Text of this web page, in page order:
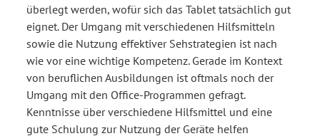
überlegt werden, wofür sich das Tablet tatsächlich gut
eignet. Der Umgang mit verschiedenen Hilfsmitteln
sowie die Nutzung effektiver Seh­strategien ist nach
wie vor eine wichtige Kompetenz. Gerade im Kontext
von beruflichen Ausbildungen ist oftmals noch der
Umgang mit den Office-Programmen gefragt.
Kenntnisse über verschiedene Hilfsmittel und eine
gute Schulung zur Nutzung der Geräte helfen